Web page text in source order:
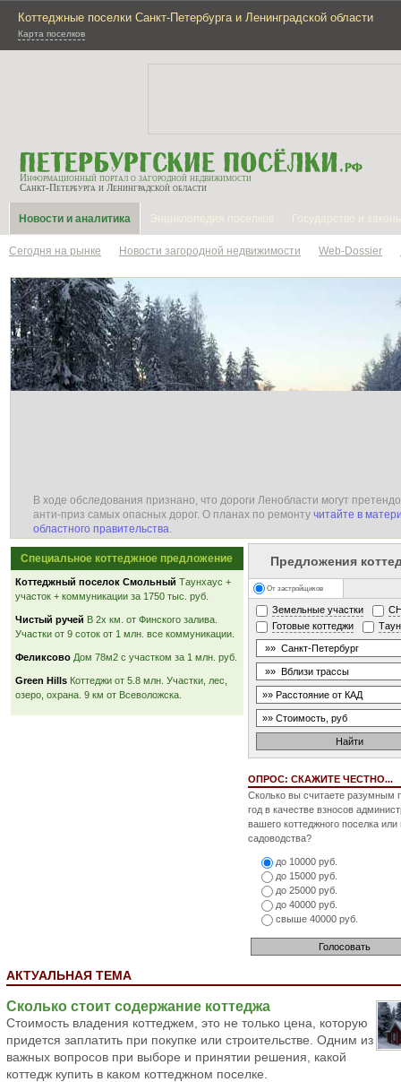
Коттеджные поселки Санкт-Петербурга и Ленинградской области
Карта поселков
Информационный портал о загородной недвижимости
Санкт-Петербурга и Ленинградской области
Новости и аналитика
Сегодня на рынке Новости загородной недвижимости Web-Dossier
В ходе обследования признано, что дороги Ленобласти могут
анти-приз самых опасных дорог. О планах по ремонту читайте в
областного правительства.
Специальное коттеджное предложение
Коттеджный поселок Смольный Таунхаус +
участок + коммуникации за 1750 тыс. руб.
Чистый ручей В 2х км. от Финского залива.
Участки от 9 соток от 1 млн. все коммуникации.
Феликсово Дом 78м2 с участком за 1 млн. руб.
Green Hills Коттеджи от 5.8 млн. Участки, лес,
озеро, охрана. 9 км от Всеволожска.
Предложения
От застройщиков
Земельные участки
Готовые коттеджи
ОПРОС: СКАЖИТЕ ЧЕСТНО...
Сколько вы считаете разумным
год в качестве взносов
вашего коттеджного поселка или
садоводства?
до 10000 руб.
до 15000 руб.
до 25000 руб.
до 40000 руб.
свыше 40000 руб.
АКТУАЛЬНАЯ ТЕМА
Сколько стоит содержание коттеджа
Стоимость владения коттеджем, это не только цена, которую
придется заплатить при покупке или строительстве. Одним из
важных вопросов при выборе и принятии решения, какой
коттедж купить в каком коттеджном поселке.